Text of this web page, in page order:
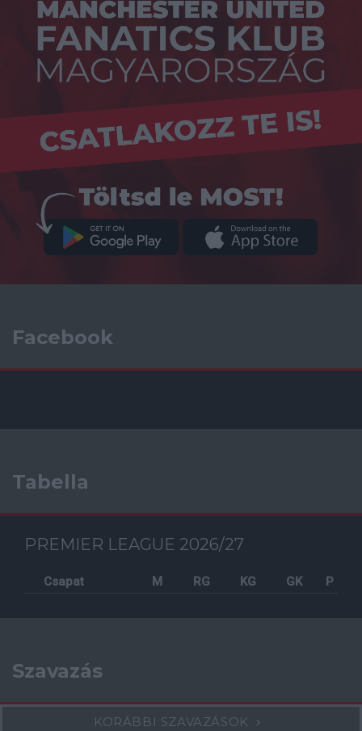
Facebook
Tabella
PREMIER LEAGUE 2026/27
Csapat M RG KG GK P
Szavazás
KORÁBBI SZAVAZÁSOK